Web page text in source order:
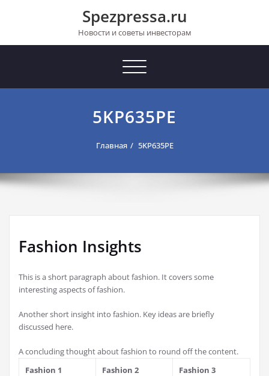
Spezpressa.ru
Новости и советы инвесторам
Toggle
5KP635PE
Главная 5KP635PE
Fashion Insights
This is a short paragraph about fashion. It covers some
interesting aspects of fashion.
Another short insight into fashion. Key ideas are briefly
discussed here.
A concluding thought about fashion to round off the content.
Fashion 1
Fashion 2 Fashion 3